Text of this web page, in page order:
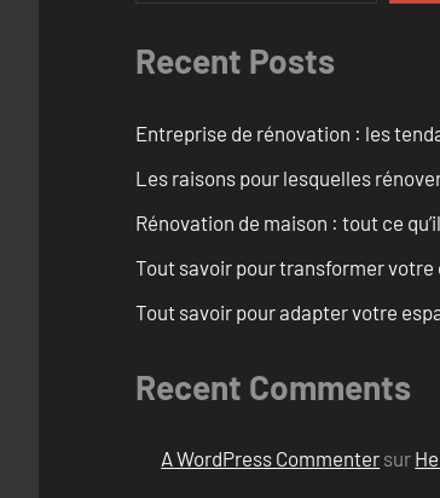
Recent Posts
Entreprise de rénovation : les
Les raisons pour lesquelles
Rénovation de maison : tout ce
Tout savoir pour transformer
Tout savoir pour adapter votre
Recent Comments
A WordPress Commenter sur